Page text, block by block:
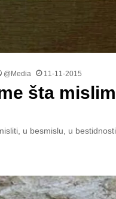
@Media 11-11-2015
šta
u besmislu, u